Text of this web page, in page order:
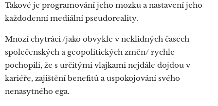
Takové je programování jeho mozku a nastavení jeho
každodenní mediální pseudoreality.
Mnozí chytráci /jako obvykle v neklidných časech
společenských a geopolitických změn/ rychle
pochopili, že s určitými vlajkami nejdále dojdou v
kariéře, zajištění benefitů a uspokojování svého
nenasytného ega.